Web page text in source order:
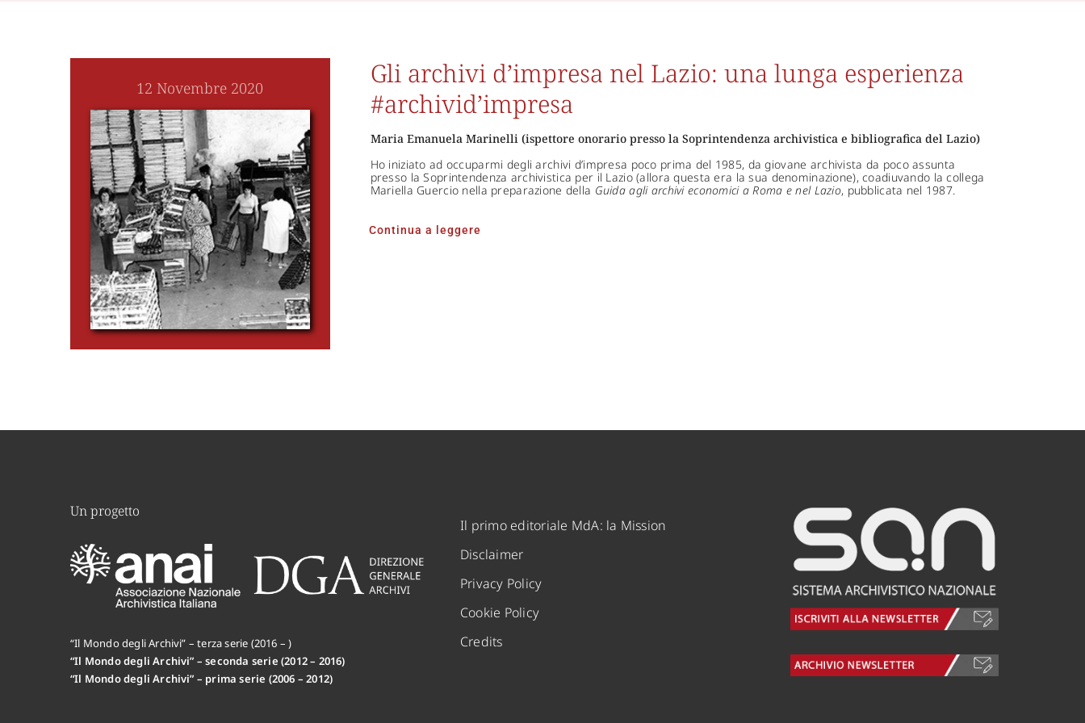
12 Novembre 2020
Gli archivi d’impresa nel Lazio: una lunga esperienza
#archivid’impresa
Maria Emanuela Marinelli (ispettore onorario presso la Soprintendenza archivistica e bibliografica del Lazio)
Ho iniziato ad occuparmi degli archivi d’impresa poco prima del 1985, da giovane archivista da poco assunta
presso la Soprintendenza archivistica per il Lazio (allora questa era la sua denominazione), coadiuvando la collega
Mariella Guercio nella preparazione della Guida agli archivi economici a Roma e nel Lazio, pubblicata nel 1987.
Continua a leggere
Un progetto
“Il Mondo degli Archivi” – terza serie (2016 – )
“Il Mondo degli Archivi” – seconda serie (2012 – 2016)
“Il Mondo degli Archivi” – prima serie (2006 – 2012)
Il primo editoriale MdA: la Mission
Disclaimer
Privacy Policy
Cookie Policy
Credits